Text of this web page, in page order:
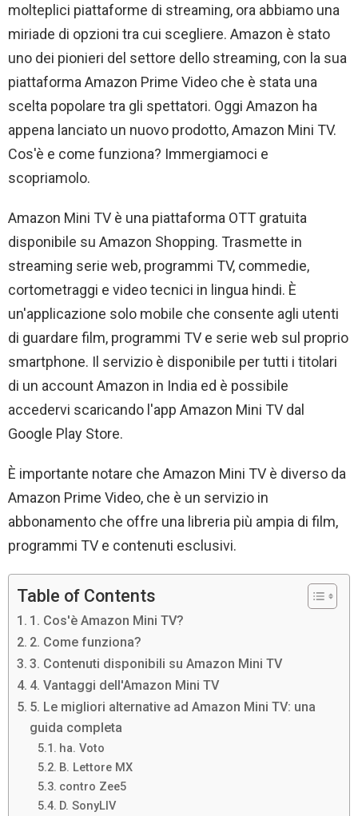
molteplici piattaforme di streaming, ora abbiamo una
miriade di opzioni tra cui scegliere. Amazon è stato
uno dei pionieri del settore dello streaming, con la sua
piattaforma Amazon Prime Video che è stata una
scelta popolare tra gli spettatori. Oggi Amazon ha
appena lanciato un nuovo prodotto, Amazon Mini TV.
Cos'è e come funziona? Immergiamoci e
scopriamolo.
Amazon Mini TV è una piattaforma OTT gratuita
disponibile su Amazon Shopping. Trasmette in
streaming serie web, programmi TV, commedie,
cortometraggi e video tecnici in lingua hindi. È
un'applicazione solo mobile che consente agli utenti
di guardare film, programmi TV e serie web sul proprio
smartphone. Il servizio è disponibile per tutti i titolari
di un account Amazon in India ed è possibile
accedervi scaricando l'app Amazon Mini TV dal
Google Play Store.
È importante notare che Amazon Mini TV è diverso da
Amazon Prime Video, che è un servizio in
abbonamento che offre una libreria più ampia di film,
programmi TV e contenuti esclusivi.
Table of Contents
1. Cos'è Amazon Mini TV?
2. Come funziona?
3. Contenuti disponibili su Amazon Mini TV
4. Vantaggi dell'Amazon Mini TV
5. Le migliori alternative ad Amazon Mini TV: una
guida completa
ha. Voto
B. Lettore MX
contro Zee5
D. SonyLIV